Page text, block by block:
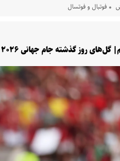
فوتبال و فوتسال
گل‌های روز گذشته جام جهانی ۲۰۲۶